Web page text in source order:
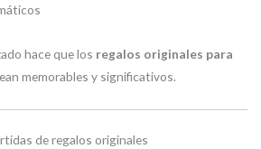
hace que los regalos originales para
memorables y significativos.
de regalos originales